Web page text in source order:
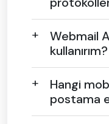
Webmail
kullanırım?
Hangi
postama